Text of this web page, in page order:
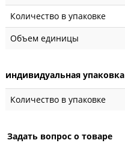
Количество в упаковке
Объем единицы
индивидуальная упаковка
Количество в упаковке
Задать вопрос о товаре